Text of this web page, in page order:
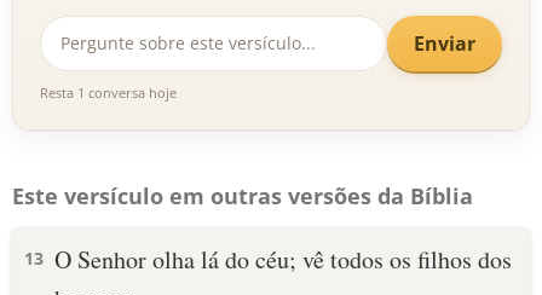
Enviar
Resta 1 conversa hoje
Este versículo em outras versões da Bíblia
13 O Senhor olha lá do céu; vê todos os filhos dos